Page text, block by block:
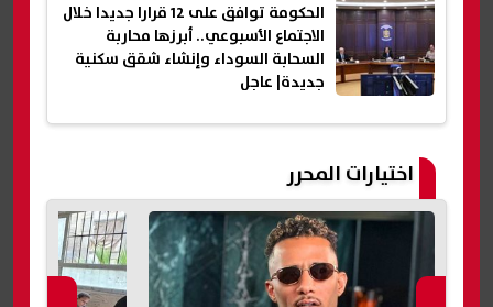
الحكومة توافق على 12 قرارا جديدا خلال
الاجتماع الأسبوعي.. أبرزها محاربة
السحابة السوداء وإنشاء شقق سكنية
جديدة| عاجل
اختيارات المحرر